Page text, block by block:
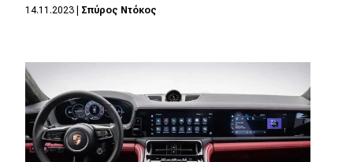
14.11.2023 Σπύρος Ντόκος